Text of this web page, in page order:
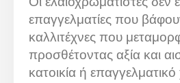
επαγγελματίες που βάφουν
καλλιτέχνες που
προσθέτοντας αξία και
κατοικία ή